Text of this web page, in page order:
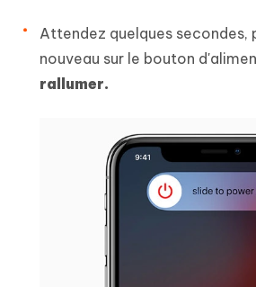
Attendez quelques secondes,
nouveau sur le bouton
rallumer.